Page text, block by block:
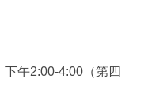
午2:00-4:00（第四